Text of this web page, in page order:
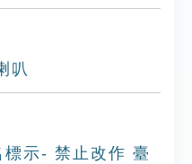
叭
示- 禁止改作 臺